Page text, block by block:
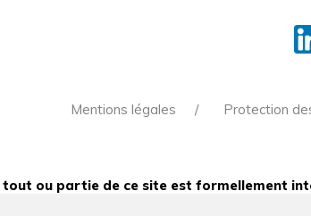
Mentions légales Protection
ou partie de ce site est formellement